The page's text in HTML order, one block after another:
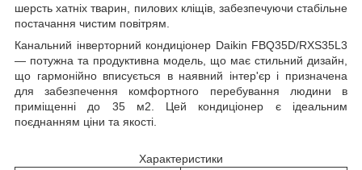
шерсть хатніх тварин, пилових кліщів, забезпечуючи стабільне
постачання чистим повітрям.
Канальний інверторний кондиціонер Daikin FBQ35D/RXS35L3
— потужна та продуктивна модель, що має стильний дизайн,
що гармонійно вписується в наявний інтер'єр і призначена
для забезпечення комфортного перебування людини в
приміщенні до 35 м2 . Цей кондиціонер є ідеальним
поєднанням ціни та якості.
Характеристики